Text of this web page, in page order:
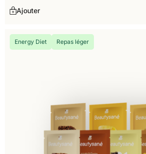
Ajouter
Energy Diet Repas léger